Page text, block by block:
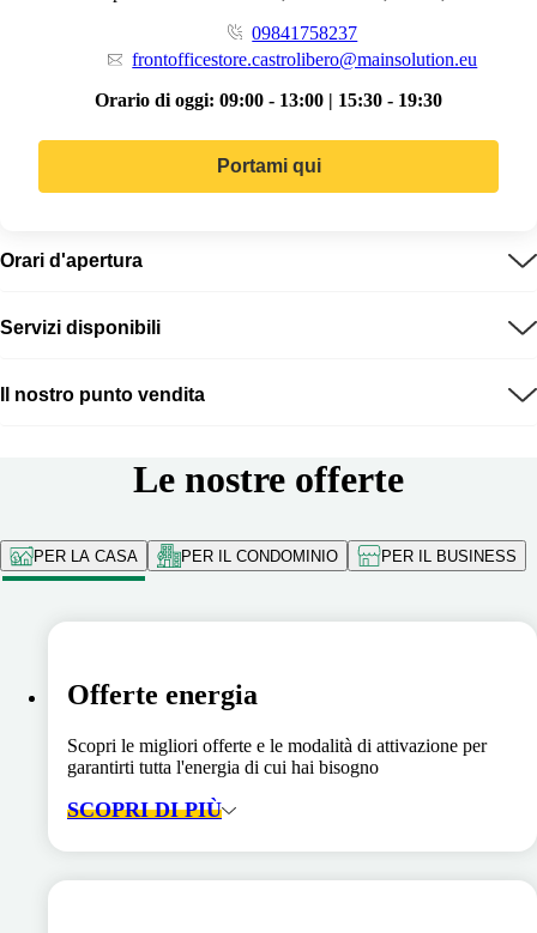
09841758237
frontofficestore.castrolibero@mainsolution.eu
Orario di oggi: 09:00 - 13:00 | 15:30 - 19:30
Portami qui
Orari d'apertura
Servizi disponibili
Il nostro punto vendita
Le nostre offerte
PER LA CASA PER IL CONDOMINIO PER IL BUSINESS
Offerte energia
Scopri le migliori offerte e le modalità di attivazione per
garantirti tutta l'energia di cui hai bisogno
SCOPRI DI PIÙ